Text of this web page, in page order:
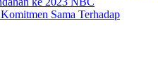
Sama Terhadap